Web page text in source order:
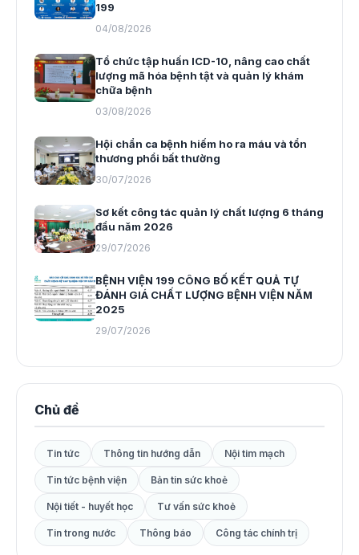
199
04/08/2026
Tổ chức tập huấn ICD-10, nâng cao chất
lượng mã hóa bệnh tật và quản lý khám
chữa bệnh
03/08/2026
Hội chẩn ca bệnh hiếm ho ra máu và tổn
thương phổi bất thường
30/07/2026
Sơ kết công tác quản lý chất lượng 6 tháng
đầu năm 2026
29/07/2026
BỆNH VIỆN 199 CÔNG BỐ KẾT QUẢ TỰ
ĐÁNH GIÁ CHẤT LƯỢNG BỆNH VIỆN NĂM
2025
29/07/2026
Chủ đề
Tin tức Thông tin hướng dẫn Nội tim mạch
Tin tức bệnh viện Bản tin sức khoẻ
Nội tiết - huyết học Tư vấn sức khoẻ
Tin trong nước Thông báo Công tác chính trị